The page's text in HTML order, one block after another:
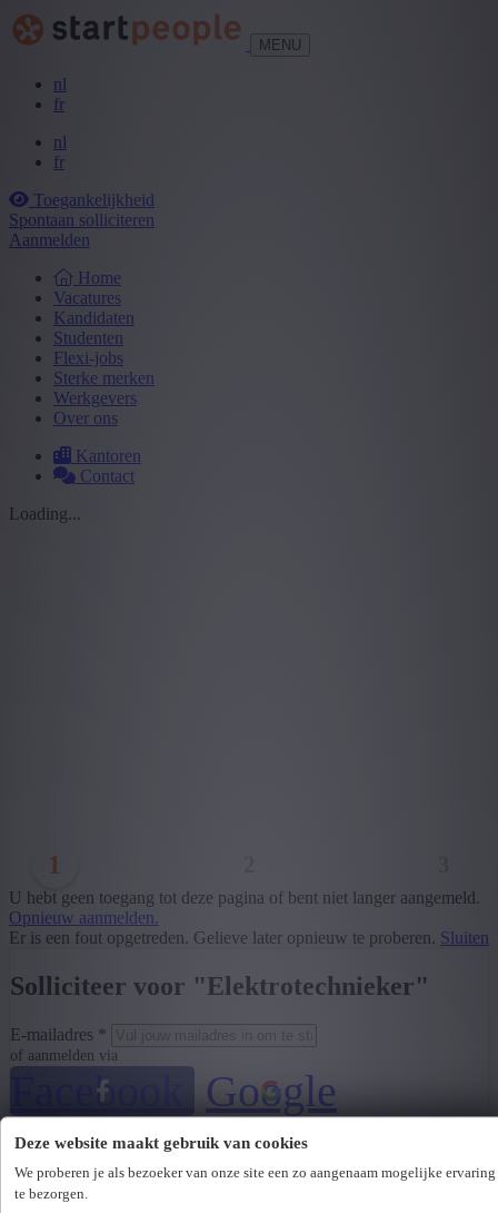
Deze website maakt gebruik van cookies
We proberen je als bezoeker van onze site een zo aangenaam mogelijke ervaring
te bezorgen.
MENU
nl
fr
nl
fr
Toegankelijkheid
Spontaan solliciteren
Aanmelden
Home
Vacatures
Kandidaten
Studenten
Flexi-jobs
Sterke merken
Werkgevers
Over ons
Kantoren
Contact
Loading...
1
U hebt geen toegang tot deze pagina of bent niet langer aangemeld.
Opnieuw aanmelden.
Er is een fout opgetreden. Gelieve later opnieuw te proberen. Sluiten
Solliciteer voor "Elektrotechnieker"
E-mailadres *
of aanmelden via
Facebook Google
LinkedIn
Wachtwoord *
Wachtwoord vergeten?